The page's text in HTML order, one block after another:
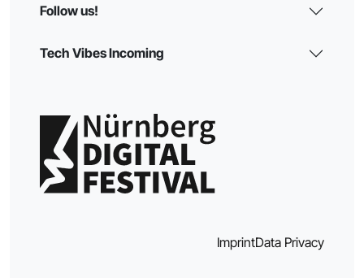
Follow us!
Tech Vibes Incoming
ImprintData Privacy